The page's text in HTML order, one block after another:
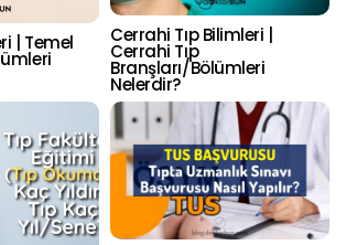
| Temel Cerrahi Tıp Bilimleri |
Cerrahi Tıp
Branşları/Bölümleri
Nelerdir?